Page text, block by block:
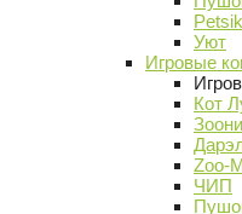
Уют
Игровые
Кот
Zoo-
ЧИП